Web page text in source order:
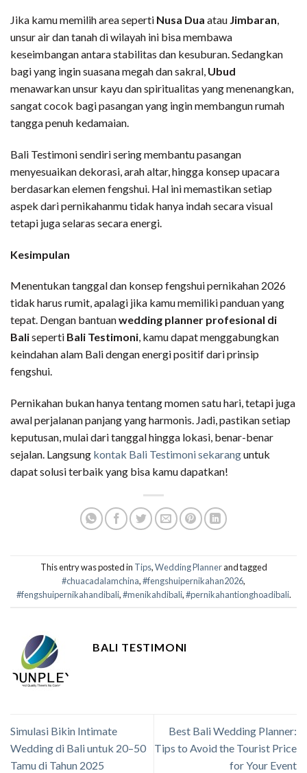
Jika kamu memilih area seperti Nusa Dua atau Jimbaran,
unsur air dan tanah di wilayah ini bisa membawa
keseimbangan antara stabilitas dan kesuburan. Sedangkan
bagi yang ingin suasana megah dan sakral, Ubud
menawarkan unsur kayu dan spiritualitas yang menenangkan,
sangat cocok bagi pasangan yang ingin membangun rumah
tangga penuh kedamaian.
Bali Testimoni sendiri sering membantu pasangan
menyesuaikan dekorasi, arah altar, hingga konsep upacara
berdasarkan elemen fengshui. Hal ini memastikan setiap
aspek dari pernikahanmu tidak hanya indah secara visual
tetapi juga selaras secara energi.
Kesimpulan
Menentukan tanggal dan konsep fengshui pernikahan 2026
tidak harus rumit, apalagi jika kamu memiliki panduan yang
tepat. Dengan bantuanwedding planner profesional di
Baliseperti Bali Testimoni, kamu dapat menggabungkan
keindahan alam Bali dengan energi positif dari prinsip
fengshui.
Pernikahan bukan hanya tentang momen satu hari, tetapi juga
awal perjalanan panjang yang harmonis. Jadi, pastikan setiap
keputusan, mulai dari tanggal hingga lokasi, benar-benar
sejalan. Langsung kontak Bali Testimoni sekaranguntuk
dapat solusi terbaik yang bisa kamu dapatkan!
This entry was posted in Tips,Wedding Plannerand tagged
#chuacadalamchina,#fengshuipernikahan2026,
#fengshuipernikahandibali,#menikahdibali,#pernikahantionghoadibali.
BALI TESTIMONI
Simulasi Bikin Intimate
Wedding di Bali untuk 20–50
Tamu di Tahun 2025
Best Bali Wedding Planner:
Tips to Avoid the Tourist Price
for Your Event